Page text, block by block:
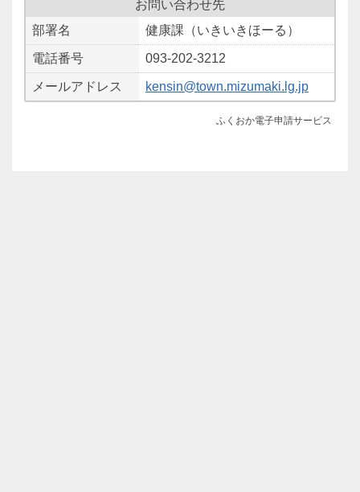
お問い合わせ先
部署名
健康課（いきいきほーる）
電話番号 093-202-3212
メールアドレス kensin@town.mizumaki.lg.jp
ふくおか電子申請サービス